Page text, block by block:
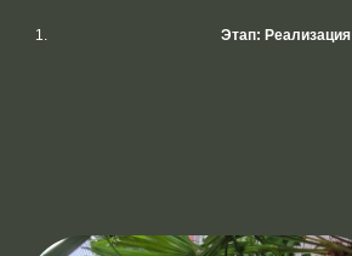
Этап: Реализация